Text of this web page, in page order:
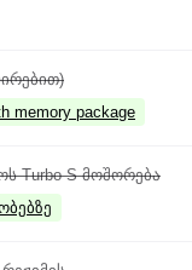
memory package
Turbo S მოშორება